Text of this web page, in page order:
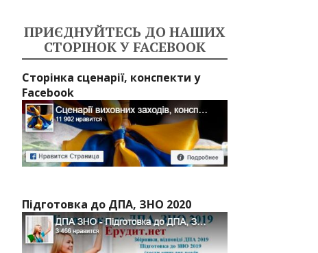
ПРИЄДНУЙТЕСЬ ДО НАШИХ
СТОРІНОК У FACEBOOK
Сторінка сценарії, конспекти у
Facebook
Підготовка до ДПА, ЗНО 2020